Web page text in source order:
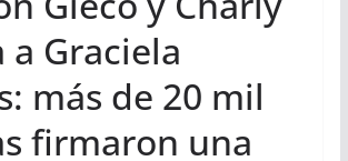
a Graciela
más de 20 mil
firmaron una